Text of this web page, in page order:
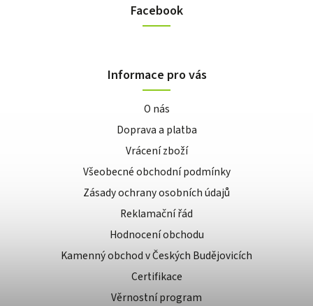
Facebook
Informace pro vás
O nás
Doprava a platba
Vrácení zboží
Všeobecné obchodní podmínky
Zásady ochrany osobních údajů
Reklamační řád
Hodnocení obchodu
Kamenný obchod v Českých Budějovicích
Certifikace
Věrnostní program